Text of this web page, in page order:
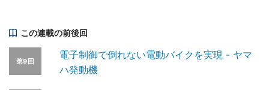
この連載の前後回
第9回
電子制御で倒れない電動バイクを実現 - ヤマ
ハ発動機